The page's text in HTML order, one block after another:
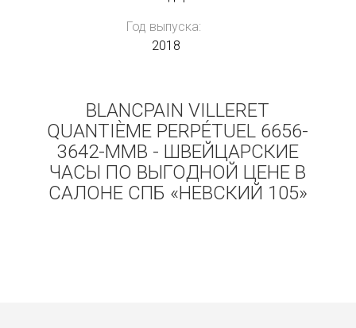
Год выпуска:
2018
BLANCPAIN VILLERET
QUANTIÈME PERPÉTUEL 6656-
3642-MMB - ШВЕЙЦАРСКИЕ
ЧАСЫ ПО ВЫГОДНОЙ ЦЕНЕ В
САЛОНЕ СПБ «НЕВСКИЙ 105»